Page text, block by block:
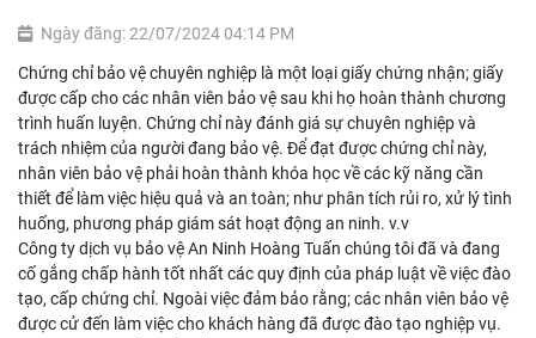
Ngày đăng: 22/07/2024 04:14 PM
Chứng chỉ bảo vệ chuyên nghiệp là một loại giấy chứng nhận; giấy
được cấp cho các nhân viên bảo vệ sau khi họ hoàn thành chương
trình huấn luyện. Chứng chỉ này đánh giá sự chuyên nghiệp và
trách nhiệm của người đang bảo vệ. Để đạt được chứng chỉ này,
nhân viên bảo vệ phải hoàn thành khóa học về các kỹ năng cần
thiết để làm việc hiệu quả và an toàn; như phân tích rủi ro, xử lý tình
huống, phương pháp giám sát hoạt động an ninh. v.v
Công ty dịch vụ bảo vệ An Ninh Hoàng Tuấn chúng tôi đã và đang
cố gắng chấp hành tốt nhất các quy định của pháp luật về việc đào
tạo, cấp chứng chỉ. Ngoài việc đảm bảo rằng; các nhân viên bảo vệ
được cử đến làm việc cho khách hàng đã được đào tạo nghiệp vụ.